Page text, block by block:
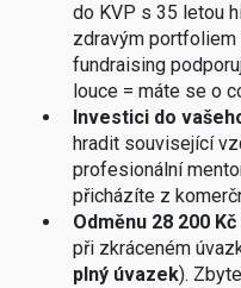
do KVP s 35 letou
zdravým portfoliem
fundraising
louce = máte se o
Investici do
hradit související
profesionální
přicházíte z
Odměnu 28 200
při zkráceném
plný úvazek).